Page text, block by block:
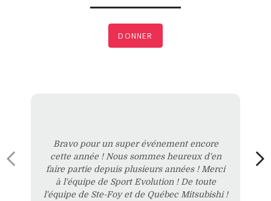
DONNER
Bravo pour un super événement encore
cette année ! Nous sommes heureux d'en
faire partie depuis plusieurs années ! Merci
à l'équipe de Sport Evolution ! De toute
l'équipe de Ste-Foy et de Québec Mitsubishi !